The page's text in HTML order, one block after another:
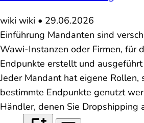
wiki wiki • 29.06.2026
Einführung Mandanten sind
Wawi-Instanzen oder Firmen, für
Endpunkte erstellt und
Jeder Mandant hat eigene Rollen,
bestimmte Endpunkte genutzt
Händler, denen Sie Dropshipping